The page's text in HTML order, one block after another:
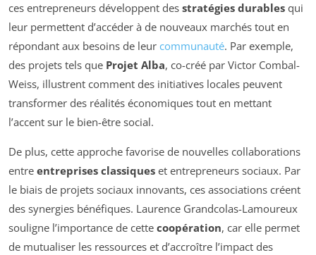
ces entrepreneurs développent des stratégies durables qui
leur permettent d’accéder à de nouveaux marchés tout en
répondant aux besoins de leur communauté. Par exemple,
des projets tels que Projet Alba, co-créé par Victor Combal-
Weiss, illustrent comment des initiatives locales peuvent
transformer des réalités économiques tout en mettant
l’accent sur le bien-être social.
De plus, cette approche favorise de nouvelles collaborations
entre entreprises classiques et entrepreneurs sociaux. Par
le biais de projets sociaux innovants, ces associations créent
des synergies bénéfiques. Laurence Grandcolas-Lamoureux
souligne l’importance de cette coopération, car elle permet
de mutualiser les ressources et d’accroître l’impact des